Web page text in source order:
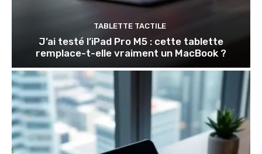
TABLETTE TACTILE
J’ai testé l’iPad Pro M5 : cette tablette
remplace-t-elle vraiment un MacBook ?